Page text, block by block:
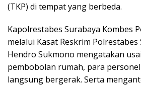
(TKP) di tempat yang berbeda.
Kapolrestabes Surabaya Kombes
melalui Kasat Reskrim Polrestabes
Hendro Sukmono mengatakan
pembobolan rumah, para
langsung bergerak. Serta